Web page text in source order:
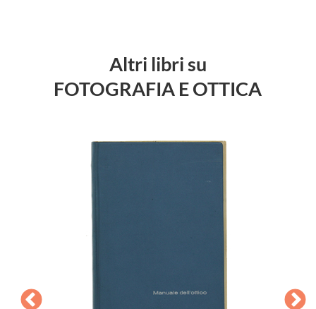
Altri libri su
FOTOGRAFIA E OTTICA